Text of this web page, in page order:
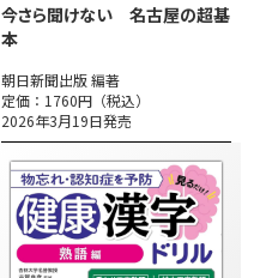
今さら聞けない 名古屋の超基
本
朝日新聞出版 編著
定価：1760円（税込）
2026年3月19日発売